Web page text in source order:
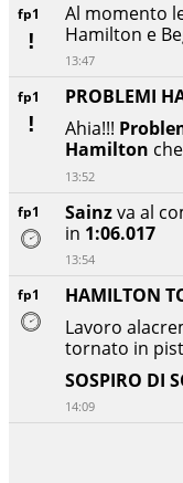
fp1
HAMILTON
Lavoro
tornato in
SOSPIRO DI
14:09
fp1 Sainzva al
in 1:06.017
13:54
fp1
PROBLEMI
Ahia!!!
Hamilton
13:52
fp1
Al momento
Hamilton e
13:47